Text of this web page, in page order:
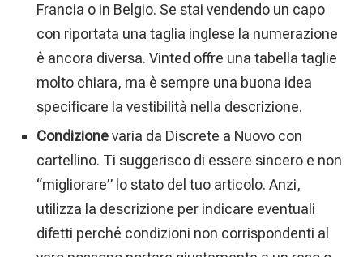
Francia o in Belgio. Se stai vendendo un capo
con riportata una taglia inglese la numerazione
è ancora diversa. Vinted offre una tabella taglie
molto chiara, ma è sempre una buona idea
specificare la vestibilità nella descrizione.
Condizionevaria da Discrete a Nuovo con
cartellino. Ti suggerisco di essere sincero e non
“migliorare” lo stato del tuo articolo. Anzi,
utilizza la descrizione per indicare eventuali
difetti perché condizioni non corrispondenti al